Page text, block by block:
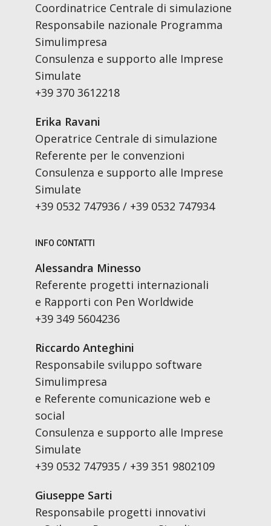
Coordinatrice Centrale di simulazione
Responsabile nazionale Programma
Simulimpresa
Consulenza e supporto alle Imprese
Simulate
+39 370 3612218
Erika Ravani
Operatrice Centrale di simulazione
Referente per le convenzioni
Consulenza e supporto alle Imprese
Simulate
+39 0532 747936 / +39 0532 747934
INFO CONTATTI
Alessandra Minesso
Referente progetti internazionali
e Rapporti con Pen Worldwide
+39 349 5604236
Riccardo Anteghini
Responsabile sviluppo software
Simulimpresa
e Referente comunicazione web e
social
Consulenza e supporto alle Imprese
Simulate
+39 0532 747935 / +39 351 9802109
Giuseppe Sarti
Responsabile progetti innovativi